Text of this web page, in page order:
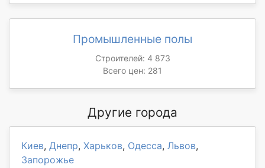
Промышленные полы
Строителей: 4 873
Всего цен: 281
Другие города
Киев, Днепр, Харьков, Одесса, Львов,
Запорожье